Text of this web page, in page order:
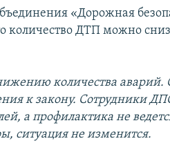
«Дорожная
количество ДТП можно
количества аварий.
к закону. Сотрудники
а профилактика не
ситуация не изменится.